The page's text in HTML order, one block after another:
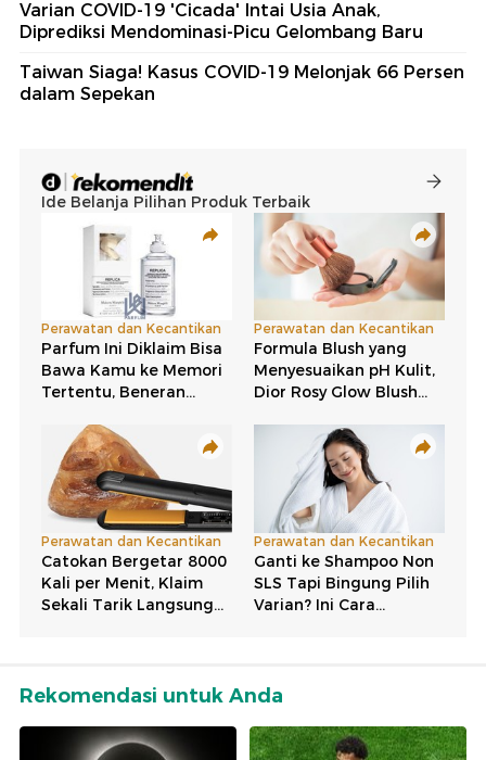
Varian COVID-19 'Cicada' Intai Usia Anak,
Diprediksi Mendominasi-Picu Gelombang Baru
Taiwan Siaga! Kasus COVID-19 Melonjak 66 Persen
dalam Sepekan
Rekomendasi untuk Anda